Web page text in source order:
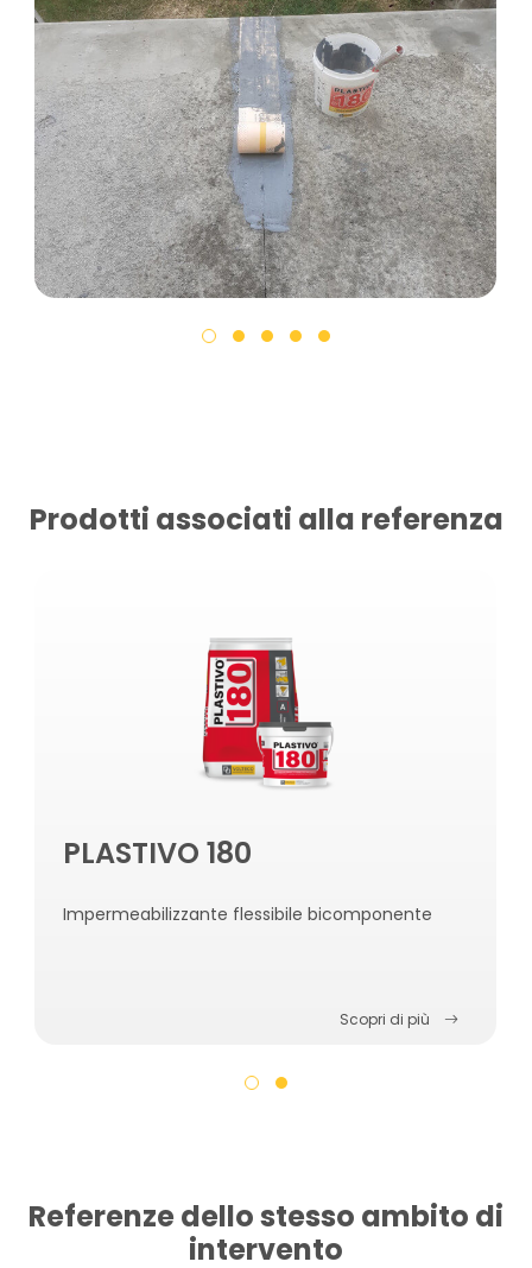
Prodotti associati alla referenza
PLASTIVO 180
Impermeabilizzante flessibile bicomponente
Scopri di più
Referenze dello stesso ambito di
intervento